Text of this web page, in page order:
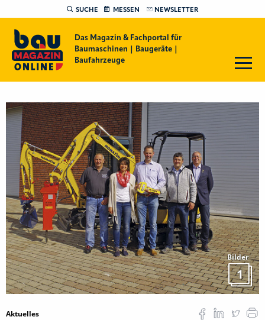
SUCHE MESSEN NEWSLETTER
Das Magazin & Fachportal für
Baumaschinen | Baugeräte |
Baufahrzeuge
Bilder
1
Aktuelles